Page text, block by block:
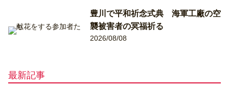
豊川で平和祈念式典 海軍工廠の空
襲被害者の冥福祈る
2026/08/08
最新記事